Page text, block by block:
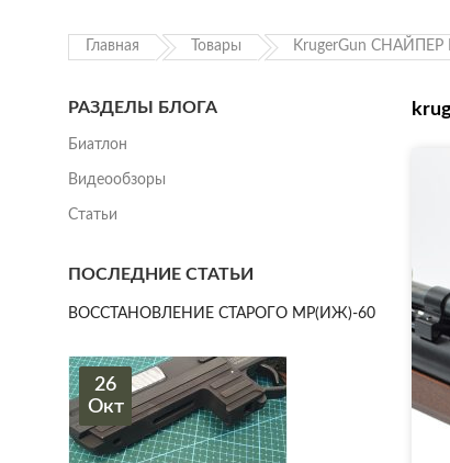
Главная Товары KrugerGun
РАЗДЕЛЫ БЛОГА
Биатлон
Видеообзоры
Статьи
ПОСЛЕДНИЕ СТАТЬИ
ВОССТАНОВЛЕНИЕ СТАРОГО МР(ИЖ)-60
26
Окт